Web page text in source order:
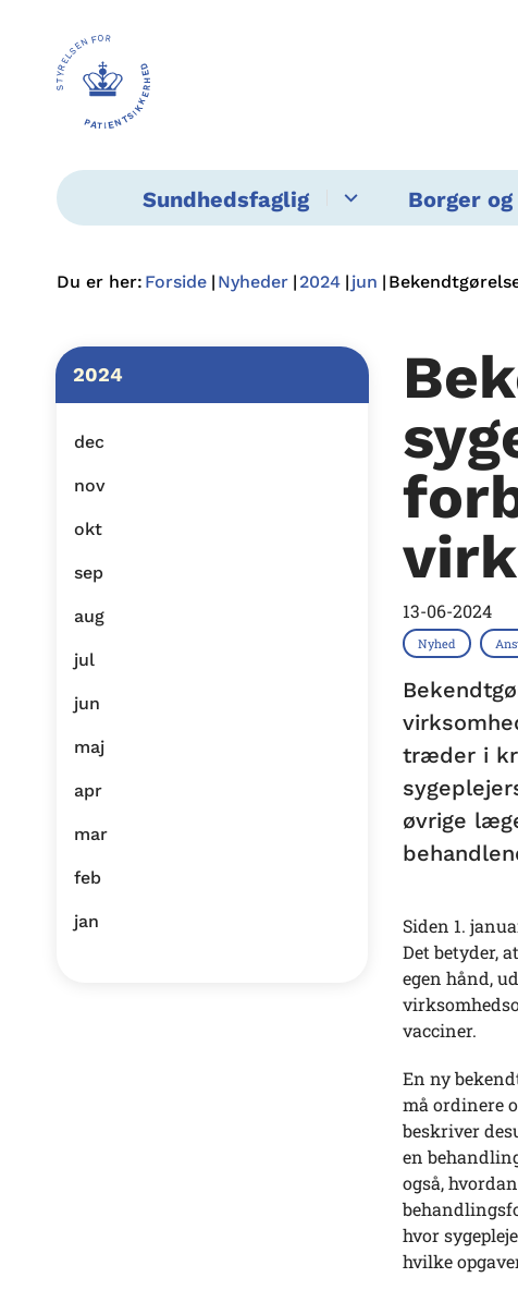
Sundhedsfaglig Borger
Du er her: Forside Nyheder 2024 jun
2024
dec
nov
okt
sep
aug
jul
jun
maj
apr
mar
feb
jan
13-06-2024
Nyhed
træder i
øvrige
Siden 1.
Det betyder,
egen hånd,
vacciner.
En ny
må ordinere
beskriver
en
også,
hvor
hvilke